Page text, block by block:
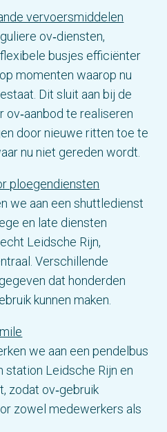
vervoersmiddelen
ov‑diensten,
busjes efficiënter
momenten waarop nu
Dit sluit aan bij de
te realiseren
door nieuwe ritten toe te
nu niet gereden wordt.
ploegendiensten
we aan een shuttledienst
en late diensten
Leidsche Rijn,
Verschillende
dat honderden
kunnen maken.
we aan een pendelbus
station Leidsche Rijn en
zodat ov‑gebruik
zowel medewerkers als